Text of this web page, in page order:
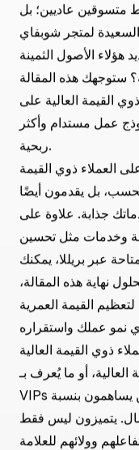
مقدمة
ذوي القيمة العالية
العالية على شوبفاي
ذوي القيمة العالية
ذوي القيمة العالية
بريللا الناجحة
الخاتمة
الأسئلة الشائعة
مقدمة
عملاء جدد، يزدهر
الذين يعززون من
متسوقين عاديين؛ بل
السعيدة لمتجر شوبفاي
الأصول الثمينة
ستوجهك هذه المقالة
القيمة العالية على
عمل مستدام وأكثر
العملاء ذوي القيمة
فحسب، بل يقدمون أيضًا